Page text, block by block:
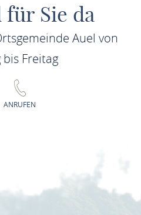
Sie da
Auel von
Freitag
ANRUFEN